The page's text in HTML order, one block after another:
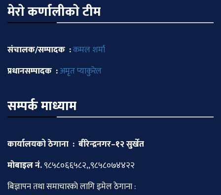
मेराे कर्णालीकाे टीम
संचालक/सम्पादक :कमल शर्मा
प्रधानसम्पादक :अमृत प्याकुरेल
सम्पर्क माध्याम
कार्यालयको ठेगाना : बीरेन्द्रनगर–१२ सुर्खेत
माेबाइल नं.९८५८०६६५८२,,९८५८०७४४२२
बिज्ञापन तथा समाचारकाे लागि इमेल ठेगाना :